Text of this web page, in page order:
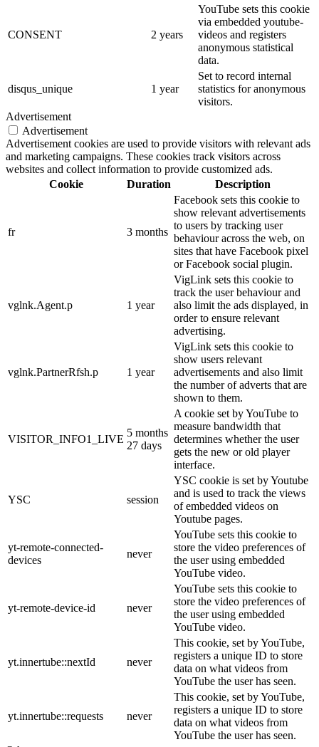
CONSENT 2 years
YouTube sets this cookie
via embedded youtube-
videos and registers
anonymous statistical
data.
disqus_unique 1 year
Set to record internal
statistics for anonymous
visitors.
Advertisement
Advertisement
Advertisement cookies are used to provide visitors with relevant ads
and marketing campaigns. These cookies track visitors across
websites and collect information to provide customized ads.
Cookie
Duration Description
fr 3 months
Facebook sets this cookie to
show relevant advertisements
to users by tracking user
behaviour across the web, on
sites that have Facebook pixel
or Facebook social plugin.
vglnk.Agent.p 1 year
VigLink sets this cookie to
track the user behaviour and
also limit the ads displayed, in
order to ensure relevant
advertising.
vglnk.PartnerRfsh.p 1 year
VigLink sets this cookie to
show users relevant
advertisements and also limit
the number of adverts that are
shown to them.
VISITOR_INFO1_LIVE
5 months
27 days
A cookie set by YouTube to
measure bandwidth that
determines whether the user
gets the new or old player
interface.
YSC session
YSC cookie is set by Youtube
and is used to track the views
of embedded videos on
Youtube pages.
yt-remote-connected-
devices
never
YouTube sets this cookie to
store the video preferences of
the user using embedded
YouTube video.
yt-remote-device-id never
YouTube sets this cookie to
store the video preferences of
the user using embedded
YouTube video.
yt.innertube::nextId never
This cookie, set by YouTube,
registers a unique ID to store
data on what videos from
YouTube the user has seen.
yt.innertube::requests never
This cookie, set by YouTube,
registers a unique ID to store
data on what videos from
YouTube the user has seen.